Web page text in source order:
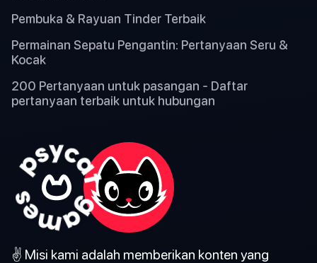
Pembuka & Rayuan Tinder Terbaik
Permainan Sepatu Pengantin: Pertanyaan Seru &
Kocak
200 Pertanyaan untuk pasangan - Daftar
pertanyaan terbaik untuk hubungan
✌️ Misi kami adalah memberikan konten yang